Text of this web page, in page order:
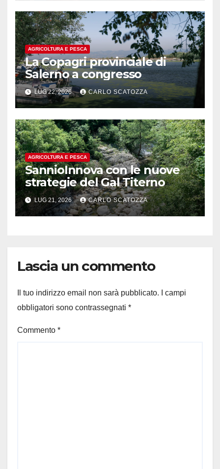
AGRICOLTURA E PESCA
La Copagri provinciale di
Salerno a congresso
LUG 22, 2026 CARLO SCATOZZA
AGRICOLTURA E PESCA
SannioInnova con le nuove
strategie del Gal Titerno
LUG 21, 2026 CARLO SCATOZZA
Lascia un commento
Il tuo indirizzo email non sarà pubblicato.
I campi
obbligatori sono contrassegnati *
Commento *